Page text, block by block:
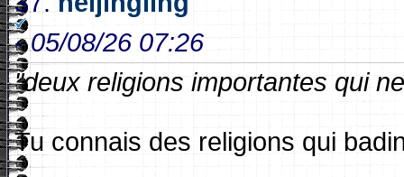
-05/08/26 07:26
"deux religions importantes qui
Tu connais des religions qui